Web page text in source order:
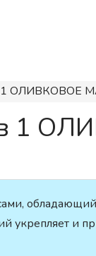
1 ОЛИВКОВОЕ
в 1
укрепляет и